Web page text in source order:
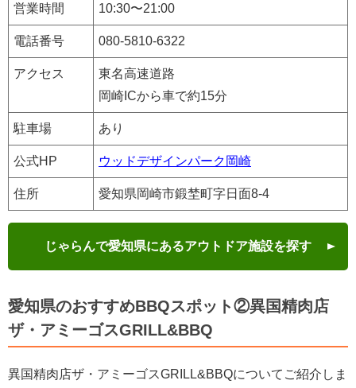
営業時間 10:30〜21:00
電話番号 080-5810-6322
アクセス
東名高速道路
岡崎ICから車で約15分
駐車場 あり
公式HP ウッドデザインパーク岡崎
住所 愛知県岡崎市鍛埜町字日面8-4
じゃらんで愛知県にあるアウトドア施設を探す
愛知県のおすすめBBQスポット②異国精肉店
ザ・アミーゴスGRILL&BBQ
異国精肉店ザ・アミーゴスGRILL&BBQについてご紹介しま